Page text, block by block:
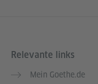
Relevante links
Mein Goethe.de